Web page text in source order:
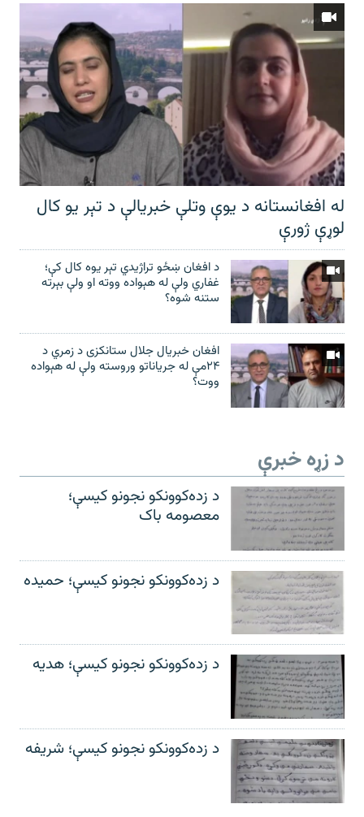
له افغانستانه د یوې وتلې خبریالې د تېر يو کال
لوړې ژورې
د افغان ښځو تراژیدي تېر یوه کال کې؛
غفاري ولې له هېواده ووته او ولې بېرته
ستنه شوه؟
افغان خبریال جلال ستانکزی د زمري د
۲۴مې له جریاناتو وروسته ولې له هېواده
ووت؟
د زړه خبرې
د زده‌کوونکو نجونو کیسې؛
معصومه باک
د زده‌کوونکو نجونو کیسې؛ حمیده
د زده‌کوونکو نجونو کیسې؛ هدیه
د زده‌کوونکو نجونو کیسې؛ شریفه